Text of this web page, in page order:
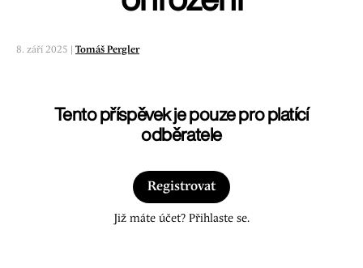
8. září 2025 | Tomáš Pergler
Tento příspěvek je pouze pro platící
odběratele
Registrovat
Již máte účet? Přihlaste se.